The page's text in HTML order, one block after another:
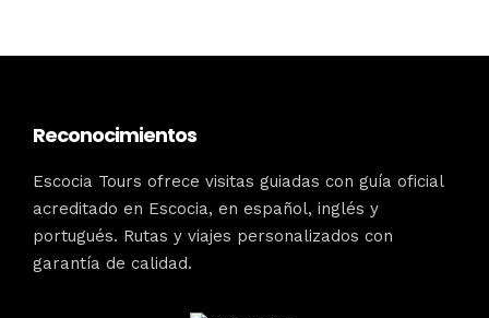
Reconocimientos
Escocia Tours ofrece visitas guiadas con guía oficial
acreditado en Escocia, en español, inglés y
portugués. Rutas y viajes personalizados con
garantía de calidad.